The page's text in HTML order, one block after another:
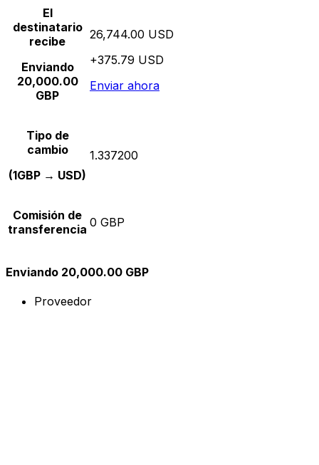
El
destinatario
recibe
Enviando
20,000.00
GBP
26,744.00 USD
+375.79 USD
Enviar ahora
Tipo de
cambio
(1GBP → USD)
1.337200
Comisión de
transferencia 0 GBP
Enviando 20,000.00 GBP
Proveedor